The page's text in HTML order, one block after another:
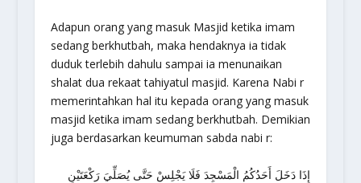
Adapun orang yang masuk Masjid ketika imam
sedang berkhutbah, maka hendaknya ia tidak
duduk terlebih dahulu sampai ia menunaikan
shalat dua rekaat tahiyatul masjid. Karena Nabi r
memerintahkan hal itu kepada orang yang masuk
masjid ketika imam sedang berkhutbah. Demikian
juga berdasarkan keumuman sabda nabi r:
إِذَا دَخَلَ أَحَدُكُمُ الْمَسْجِدَ فَلَا يَجْلِسْ حَتَّى يُصَلِّيَ رَكْعَتَيْنِ